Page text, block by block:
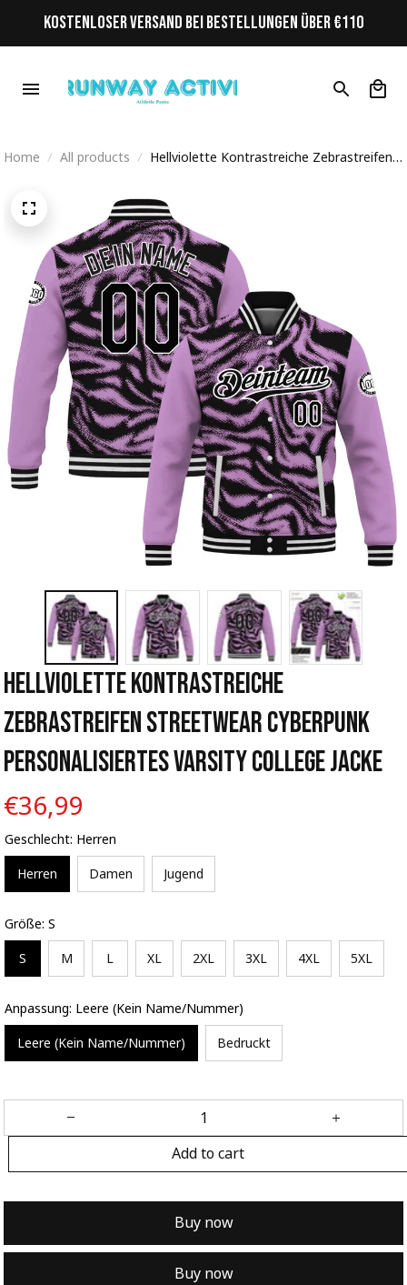
KOSTENLOSER VERSAND BEI BESTELLUNGEN ÜBER €110
Home All products
Hellviolette Kontrastreiche Zebrastreifen
Varsity College Jacke
Hellviolette Kontrastreiche
Zebrastreifen Streetwear Cyberpunk
Personalisiertes Varsity College Jacke
€36,99
Geschlecht: Herren
Herren Damen Jugend
Größe: S
S M L XL 2XL 3XL 4XL 5XL
Anpassung: Leere (Kein Name/Nummer)
Leere (Kein Name/Nummer) Bedruckt
Add to cart
Buy now
Buy now